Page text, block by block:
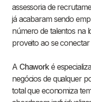
assessoria de
já acabaram sendo
número de talentos na
proveito ao se conectar
A Chaworké
negócios de qualquer
total que economiza